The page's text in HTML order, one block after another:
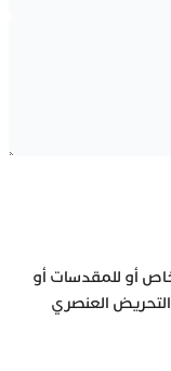
أو للمقدسات أو
التحريض العنصري